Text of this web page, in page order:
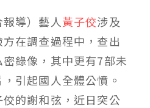
報導）藝人黃子佼涉及
在調查過程中，查出
錄像，其中更有7部未
引起國人全體公憤。
的謝和弦，近日突公